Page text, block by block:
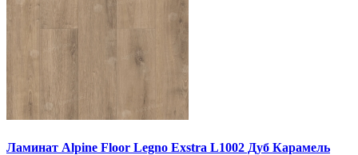
Ламинат Alpine Floor Legno Exstra L1002 Дуб Карамель